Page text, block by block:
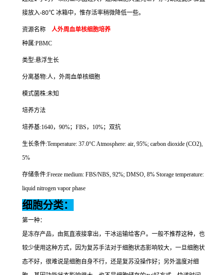
接放入-80℃ 冰箱中，惟存活率稍微降低一些。
资源名称 人外周血单核细胞培养
种属:PBMC
类型:悬浮生长
分离基物:人，外周血单核细胞
模式菌株:未知
培养方法
培养基:1640， 90%； FBS ， 10%；双抗
生长条件:Temperature: 37.0°C Atmosphere: air, 95%; carbon dioxide (CO2),
5%
存储条件:Freeze medium: FBS/NBS, 92%; DMSO, 8% Storage temperature:
liquid nitrogen vapor phase
细胞分类：
第一种：
是冻存产品，由氮直液接拿出，干冰运输给客户。一般不推荐这种，也
较少使用这种方式，因为复苏手法对于细胞状态影响较大，一旦细胞状
态不好，很难说是细胞自身不行，还是复苏没操作好；另外温度对细